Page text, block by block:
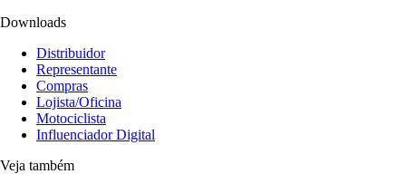
Downloads
Distribuidor
Representante
Compras
Lojista/Oficina
Motociclista
Influenciador Digital
Veja também